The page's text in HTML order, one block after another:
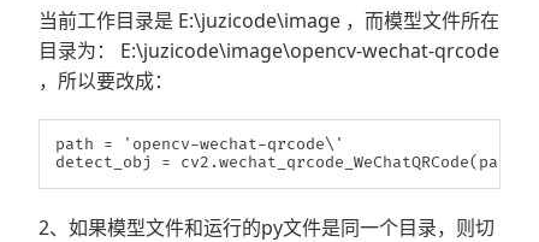
当前工作目录是 E:\juzicode\image ，而模型文件所在
目录为： E:\juzicode\image\opencv-wechat-qrcode
，所以要改成：
path = 'opencv-wechat-qrcode\'
detect_obj = cv2 .wechat_qrcode_WeChatQRCode( path
2、如果模型文件和运行的py文件是同一个目录，则切